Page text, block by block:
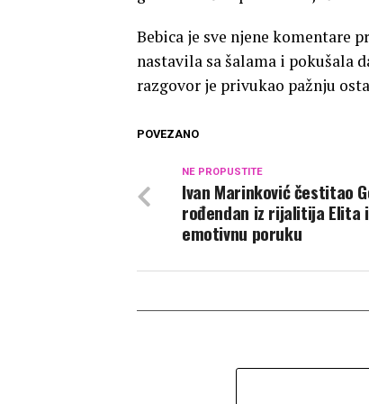
Bebica je sve njene komentare
nastavila sa šalama i pokušala
razgovor je privukao pažnju
POVEZANO
NE PROPUSTITE
Ivan Marinković čestitao
rođendan iz rijalitija Elita
emotivnu poruku